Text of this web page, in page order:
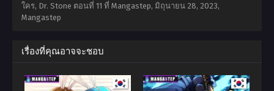
ใคร, Dr. Stone ตอนที่ 11 ที่ Mangastep, มิถุนายน 28, 2023,
Mangastep
เรื่องที่คุณอาจจะชอบ